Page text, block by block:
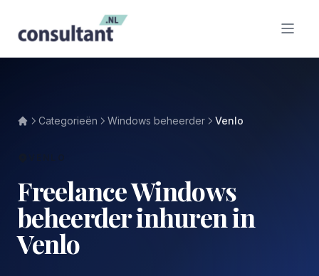
Categorieën Windows beheerder Venlo
Freelance Windows
beheerder inhuren in
Venlo